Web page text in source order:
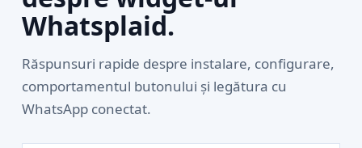
Whatsplaid.
Răspunsuri rapide despre instalare, configurare,
comportamentul butonului și legătura cu
WhatsApp conectat.